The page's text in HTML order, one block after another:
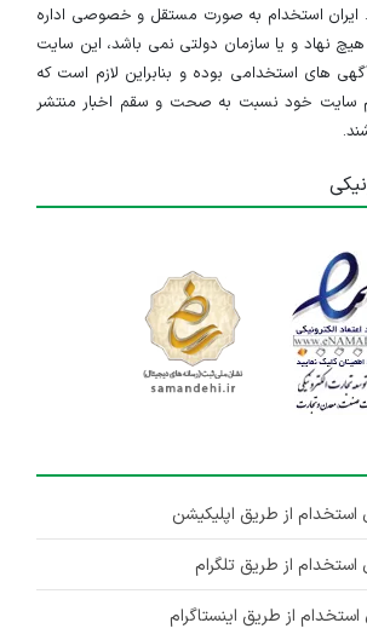
استخدام به صورت مستقل و خصوصی اداره
نهاد و یا سازمان دولتی نمی باشد، این سایت
های استخدامی بوده و بنابراین لازم است که
سایت خود نسبت به صحت و سقم اخبار منتشر
از طریق اپلیکیشن
از طریق تلگرام
از طریق اینستاگرام